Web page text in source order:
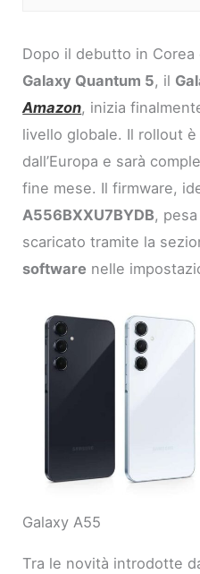
Dopo il debutto in
Galaxy Quantum 5, il
Amazon, inizia
livello globale. Il rollout
dall’Europa e sarà
fine mese. Il firmware,
A556BXXU7BYDB,
scaricato tramite la
software nelle
Galaxy A55
Tra le novità introdotte